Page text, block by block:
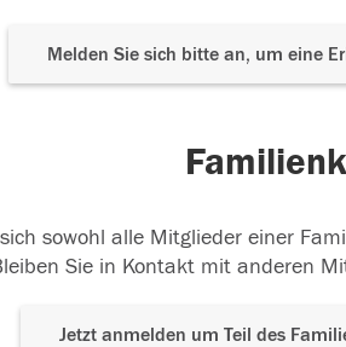
Melden Sie sich bitte an, um eine
sowohl alle Mitglieder einer
Sie in Kontakt mit anderen
Jetzt anmelden um Teil des